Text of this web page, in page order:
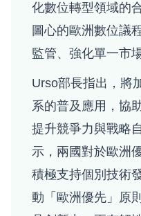
化數位轉型領域的
圖心的歐洲數位議
監管、強化單一市
Urso部長指出，將
系的普及應用，協
提升競爭力與戰略
示，兩國對於歐洲
積極支持個別技術
動「歐洲優先」原